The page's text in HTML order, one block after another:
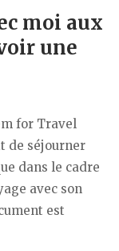
moi aux
une
for Travel
de séjourner
dans le cadre
avec son
est